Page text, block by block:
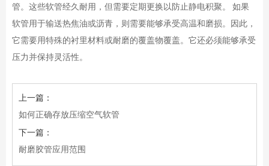
管。这些软管经久耐用，但需要定期更换以防止静电积聚。 如果
软管用于输送热焦油或沥青，则需要能够承受高温和磨损。因此，
它需要用特殊的衬里材料或耐磨的覆盖物覆盖。它还必须能够承受
压力并保持灵活性。
上一篇：
如何正确存放压缩空气软管
下一篇：
耐磨胶管应用范围